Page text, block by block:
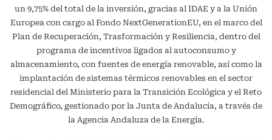
un 9,75% del total de la inversión, gracias al IDAE y a la Unión
Europea con cargo al Fondo NextGenerationEU, en el marco del
Plan de Recuperación, Trasformación y Resiliencia, dentro del
programa de incentivos ligados al autoconsumo y
almacenamiento, con fuentes de energía renovable, así como la
implantación de sistemas térmicos renovables en el sector
residencial del Ministerio para la Transición Ecológica y el Reto
Demográfico, gestionado por la Junta de Andalucía, a través de
la Agencia Andaluza de la Energía.